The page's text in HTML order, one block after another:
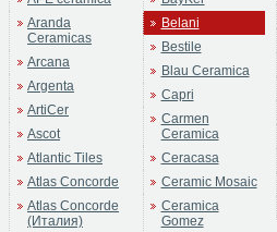
Aranda
Ceramicas
Arcana
Argenta
ArtiCer
Ascot
Atlantic Tiles
Atlas Concorde
Atlas Concorde
(Италия)
Belani
Bestile
Blau Ceramica
Capri
Carmen
Ceramica
Ceracasa
Ceramic Mosaic
Ceramica
Gomez